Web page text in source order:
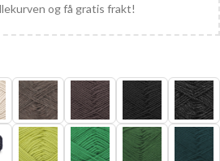
og få gratis frakt!